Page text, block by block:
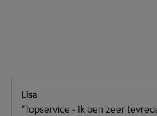
Lisa
"Topservice - Ik ben zeer